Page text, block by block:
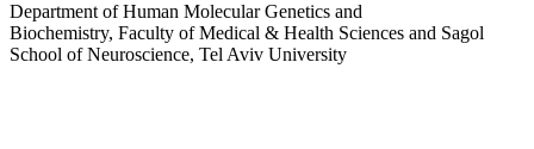
Department of Human Molecular Genetics and
Biochemistry, Faculty of Medical & Health Sciences and Sagol
School of Neuroscience, Tel Aviv University